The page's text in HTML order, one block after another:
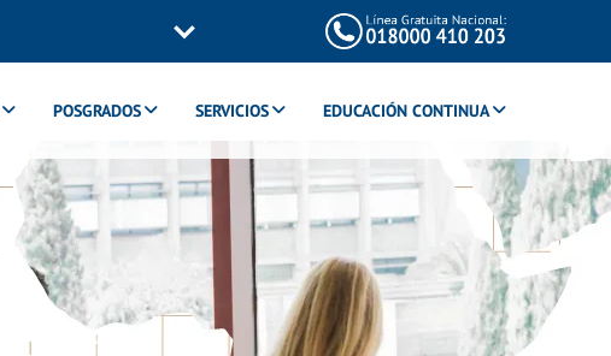
POSGRADOS SERVICIOS EDUCACIÓN CONTINUA